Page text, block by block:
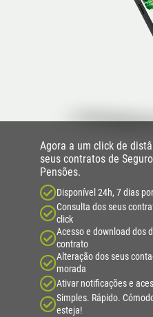
Agora a um click de
seus contratos de
Pensões.
Disponível 24h, 7 dias
Consulta dos seus
click
Acesso e download dos
contrato
Alteração dos seus
morada
Ativar notificações e
Simples. Rápido.
esteja!